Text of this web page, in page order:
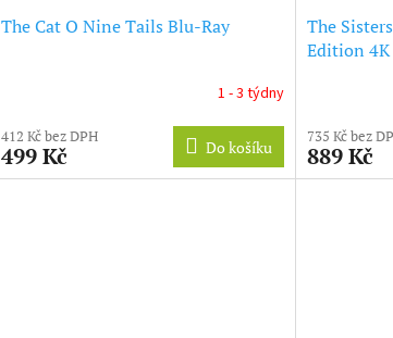
The Cat O Nine Tails Blu-Ray
1 - 3 týdny
412 Kč bez DPH
499 Kč Do košíku
The
Edition
735 Kč bez
889 Kč